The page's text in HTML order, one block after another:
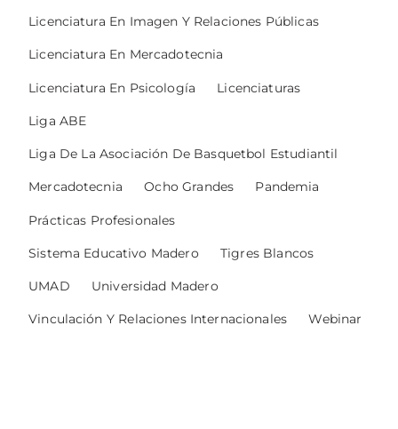
Licenciatura En Imagen Y Relaciones Públicas
Licenciatura En Mercadotecnia
Licenciatura En Psicología Licenciaturas
Liga ABE
Liga De La Asociación De Basquetbol Estudiantil
Mercadotecnia Ocho Grandes Pandemia
Prácticas Profesionales
Sistema Educativo Madero Tigres Blancos
UMAD Universidad Madero
Vinculación Y Relaciones Internacionales Webinar